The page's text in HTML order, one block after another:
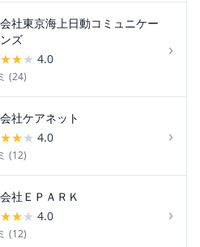
社東京海上日動コミュニケー
ズ
★★★ 4.0
(24)
›
社ケアネット
★★★ 4.0
(12)
›
社ＥＰＡＲＫ
★★★ 4.0
(12)
›